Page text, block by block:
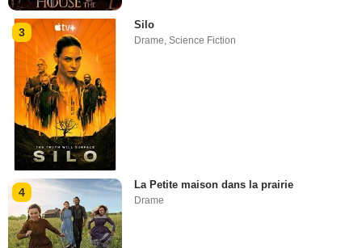
3
Silo
Drame,Science Fiction
4
La Petite maison dans la prairie
Drame